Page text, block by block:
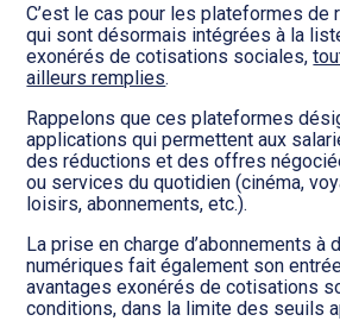
C’est le cas pour les plateformes de
qui sont désormais intégrées à la
exonérés de cotisations sociales,
ailleurs remplies.
Rappelons que ces plateformes
applications qui permettent aux
des réductions et des offres
ou services du quotidien (cinéma,
loisirs, abonnements, etc.).
La prise en charge d’abonnements à
numériques fait également son
avantages exonérés de cotisations
conditions, dans la limite des seuils